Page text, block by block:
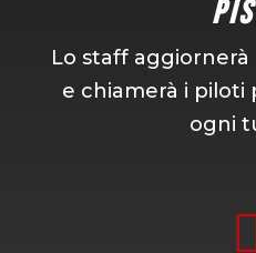
Lo staff
e chiamerà i piloti
ogni